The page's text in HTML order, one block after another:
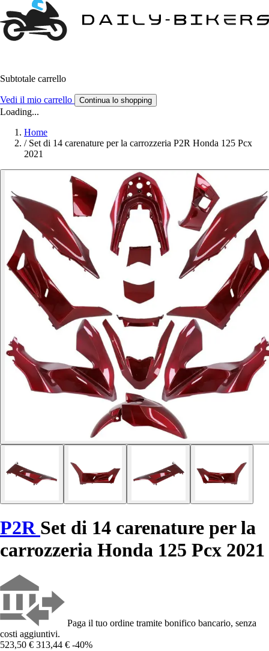
Subtotale carrello
Vedi il mio carrello Continua lo shopping
Loading...
Home
/ Set di 14 carenature per la carrozzeria P2R Honda 125 Pcx
2021
P2R Set di 14 carenature per la
carrozzeria Honda 125 Pcx 2021
Paga il tuo ordine tramite bonifico bancario, senza
costi aggiuntivi.
523,50 € 313,44 € -40%